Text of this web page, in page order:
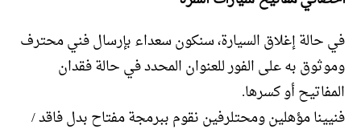
في حالة إغلاق السيارة، سنكون سعداء بإرسال فني محترف
وموثوق به على الفور للعنوان المحدد في حالة فقدان
المفاتيح أو كسرها.
فنيينا مؤهلين ومحتلرفين نقوم ببرمجة مفتاح بدل فاقد /